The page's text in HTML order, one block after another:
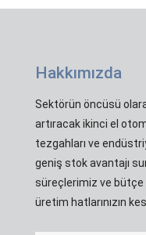
Hakkımızda
Sektörün öncüsü
artıracak ikinci el
tezgahları ve
geniş stok avantajı
süreçlerimiz ve bütçe
üretim hatlarınızın